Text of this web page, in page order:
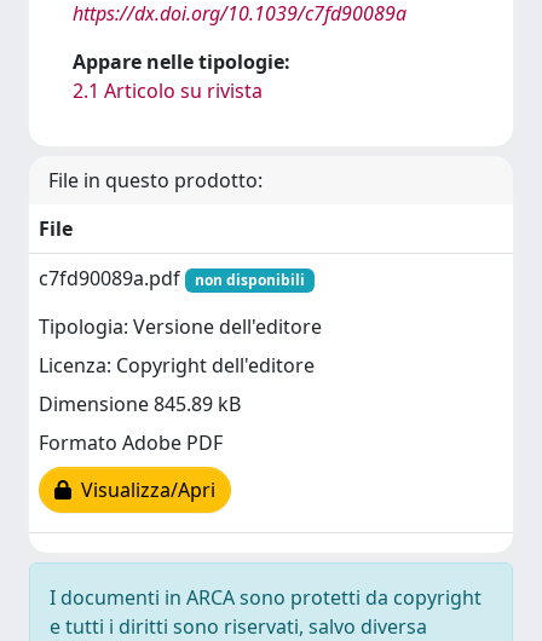
https://dx.doi.org/10.1039/c7fd90089a
Appare nelle tipologie:
2.1 Articolo su rivista
File in questo prodotto:
File
c7fd90089a.pdf
non disponibili
Tipologia: Versione dell'editore
Licenza: Copyright dell'editore
Dimensione 845.89 kB
Formato Adobe PDF
Visualizza/Apri
I documenti in ARCA sono protetti da copyright
e tutti i diritti sono riservati, salvo diversa